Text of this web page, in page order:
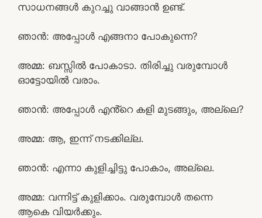
സാധനങ്ങൾ കുറച്ചു വാങ്ങാൻ ഉണ്ട്.
ഞാൻ: അപ്പോൾ എങ്ങനാ പോകുന്നെ?
അമ്മ: ബസ്സിൽ പോകാടാ. തിരിച്ചു വരുമ്പോൾ
ഓട്ടോയിൽ വരാം.
ഞാൻ: അപ്പോൾ എൻ്റെ കളി മുടങ്ങും, അല്ലെ?
അമ്മ: ആ, ഇന്ന് നടക്കില്ല.
ഞാൻ: എന്നാ കുളിച്ചിട്ടു പോകാം, അല്ലെ.
അമ്മ: വന്നിട്ട് കുളിക്കാം. വരുമ്പോൾ തന്നെ
ആകെ വിയർക്കും.